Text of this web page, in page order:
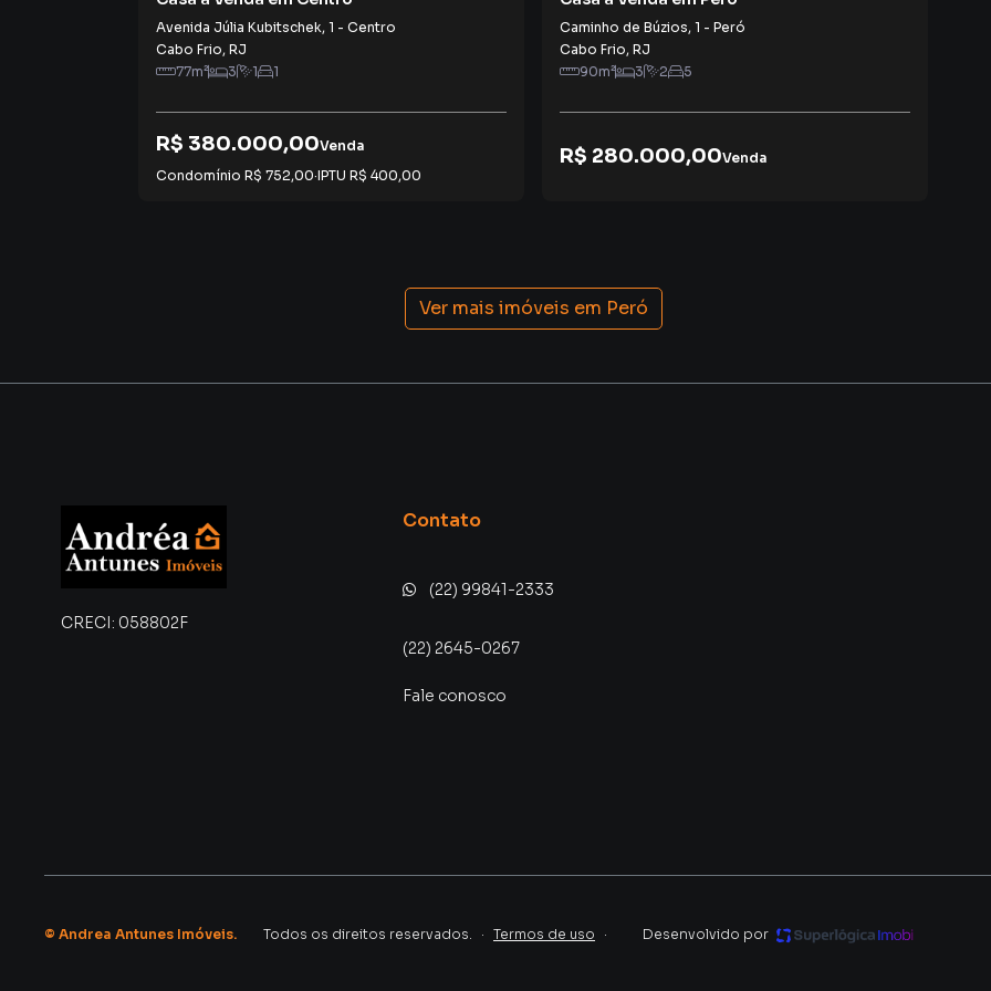
Avenida Júlia Kubitschek, 1 - Centro
Cabo Frio, RJ
77m² 3 1 1
R$ 380.000,00Venda
Condomínio R$ 752,00·IPTU R$ 400,00
Caminho de Búzios, 1 - Peró
Cabo Frio, RJ
90m² 3 2 5
R$ 280.000,00Venda
Ver mais imóveis em Peró
CRECI: 058802F
Contato
(22) 99841-2333
(22) 2645-0267
Fale conosco
© Andrea Antunes Imóveis. Todos os direitos reservados. · Termos de uso · Desenvolvido por